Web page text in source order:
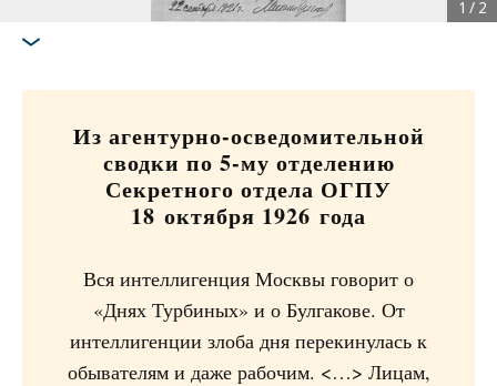
1 / 2
Из агентурно-осведомительной
сводки по 5-му отделению
Секретного отдела ОГПУ
18 октября 1926 года
Вся интеллигенция Москвы говорит о
«Днях Турбиных» и о Булгакове. От
интеллигенции злоба дня перекинулась к
обывателям и даже рабочим. <…> Лицам,